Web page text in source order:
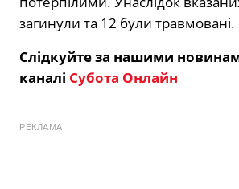
загинули та 12 були травмовані.
Слідкуйте за нашими
каналі Субота Онлайн
РЕКЛАМА